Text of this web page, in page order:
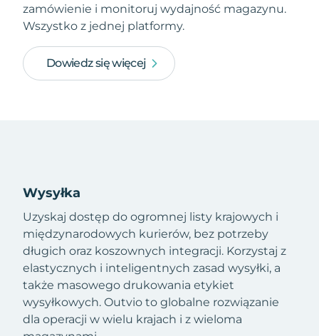
zamówienie i monitoruj wydajność magazynu.
Wszystko z jednej platformy.
Dowiedz się więcej
Wysyłka
Uzyskaj dostęp do ogromnej listy krajowych i
międzynarodowych kurierów, bez potrzeby
długich oraz koszownych integracji. Korzystaj z
elastycznych i inteligentnych zasad wysyłki, a
także masowego drukowania etykiet
wysyłkowych. Outvio to globalne rozwiązanie
dla operacji w wielu krajach i z wieloma